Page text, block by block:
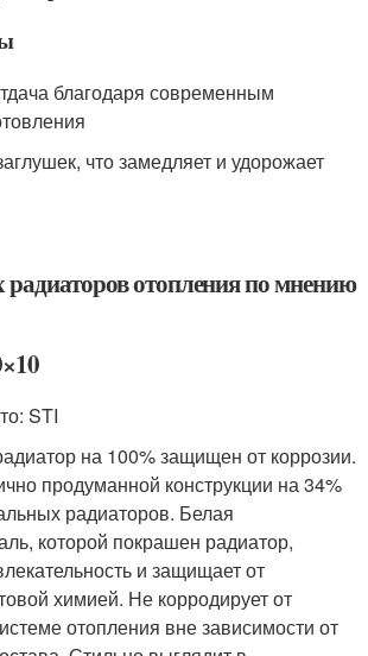
благодаря современным
что замедляет и удорожает
отопления по мнению
STI
на 100% защищен от коррозии.
продуманной конструкции на 34%
радиаторов. Белая
которой покрашен радиатор,
и защищает от
химией. Не корродирует от
отопления вне зависимости от